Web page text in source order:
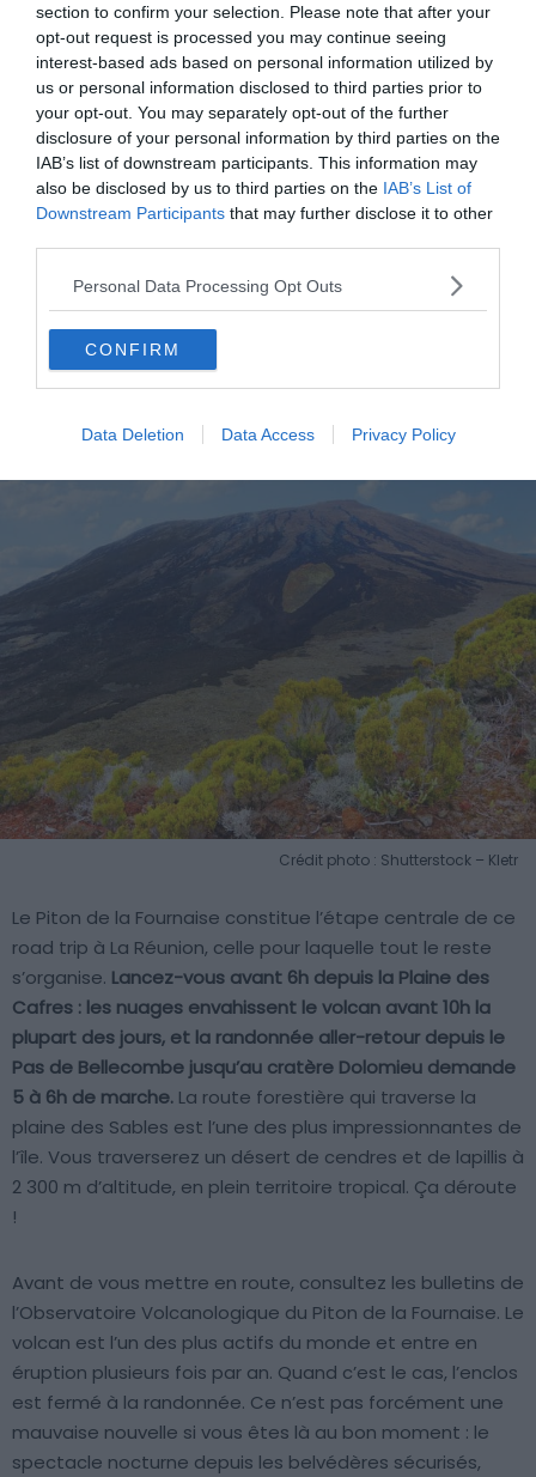
section to confirm your selection. Please note that after your
opt-out request is processed you may continue seeing
interest-based ads based on personal information utilized by
us or personal information disclosed to third parties prior to
your opt-out. You may separately opt-out of the further
disclosure of your personal information by third parties on the
IAB’s list of downstream participants. This information may
also be disclosed by us to third parties on the IAB’s List of
Downstream Participants that may further disclose it to other
Personal Data Processing Opt Outs
CONFIRM
Data Deletion Data Access Privacy Policy
La route des laves entre Sainte-Rose et Saint-Philippe
longe des coulées noires qui ont atteint l’océan lors des
éruptions de 1977 et 2007. L’église Notre-Dame-des-
Laves à Sainte-Rose a été partiellement encerclée par
la coulée de 1977 sans être détruite. Vous serez
stupéfait de voir le flot de lave s’arrêter à quelques
mètres seulement de la façade, contournant l’édifice. La
Plaine des Cafres pour attaquer le volcan dès le
lendemain matin.
Jour 6 : Le Piton de la Fournaise
Crédit photo : Shutterstock – Kletr
Le Piton de la Fournaise constitue l’étape centrale de ce
road trip à La Réunion, celle pour laquelle tout le reste
s’organise. Lancez-vous avant 6h depuis la Plaine des
Cafres : les nuages envahissent le volcan avant 10h la
plupart des jours, et la randonnée aller-retour depuis le
Pas de Bellecombe jusqu’au cratère Dolomieu demande
5 à 6h de marche. La route forestière qui traverse la
plaine des Sables est l’une des plus impressionnantes de
l’île. Vous traverserez un désert de cendres et de lapillis à
2 300 m d’altitude, en plein territoire tropical. Ça déroute
!
Avant de vous mettre en route, consultez les bulletins de
l’Observatoire Volcanologique du Piton de la Fournaise. Le
volcan est l’un des plus actifs du monde et entre en
éruption plusieurs fois par an. Quand c’est le cas, l’enclos
est fermé à la randonnée. Ce n’est pas forcément une
mauvaise nouvelle si vous êtes là au bon moment : le
spectacle nocturne depuis les belvédères sécurisés,